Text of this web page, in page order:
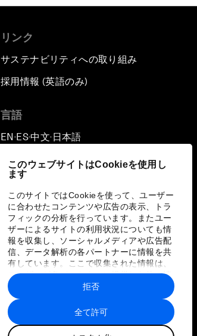
このウェブサイトはCookieを使用し
ます
このサイトではCookieを使って、ユーザー
に合わせたコンテンツや広告の表示、トラ
フィックの分析を行っています。またユー
ザーによるサイトの利用状況についても情
報を収集し、ソーシャルメディアや広告配
信、データ解析の各パートナーに情報を共
有しています。ここで収集された情報は、
ユーザーが各パートナーに提供した他の情
報や各パートナーのサービスを使用した際
に収集された情報と組み合わされ、各パー
トナーによって使用されることがありま
す。
全て許可
拒否
リンク
サステナビリティへの取り組み
採用情報 (英語のみ)
言語
EN ▪ES▪中文▪ 日本語